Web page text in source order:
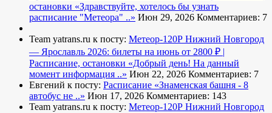
остановки «Здравствуйте, хотелось бы узнать
расписание "Метеора" ..» Июн 29, 2026 Комментариев: 7
Team yatrans.ru к посту: Метеор-120Р Нижний Новгород
— Ярославль 2026: билеты на июнь от 2800 ₽ |
Расписание, остановки «Добрый день! На данный
момент информация ..» Июн 22, 2026 Комментариев: 7
Евгений к посту: Расписание «Знаменская башня - 8
автобус не ..» Июн 17, 2026 Комментариев: 143
Team yatrans.ru к посту: Метеор-120Р Нижний Новгород